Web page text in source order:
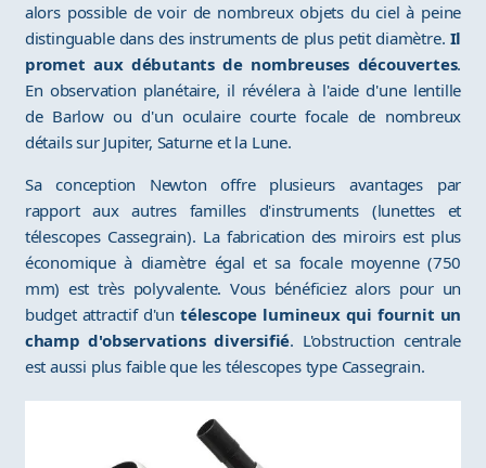
alors possible de voir de nombreux objets du ciel à peine
distinguable dans des instruments de plus petit diamètre. Il
promet aux débutants de nombreuses découvertes.
En observation planétaire, il révélera à l'aide d'une lentille
de Barlow ou d'un oculaire courte focale de nombreux
détails sur Jupiter, Saturne et la Lune.
Sa conception Newton offre plusieurs avantages par
rapport aux autres familles d'instruments (lunettes et
télescopes Cassegrain). La fabrication des miroirs est plus
économique à diamètre égal et sa focale moyenne (750
mm) est très polyvalente. Vous bénéficiez alors pour un
budget attractif d'un télescope lumineux qui fournit un
champ d'observations diversifié. L'obstruction centrale
est aussi plus faible que les télescopes type Cassegrain.